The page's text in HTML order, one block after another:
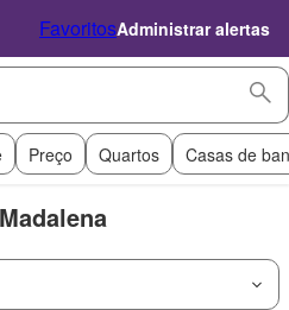
FavoritosAdministrar alertas
Preço Quartos Casas de